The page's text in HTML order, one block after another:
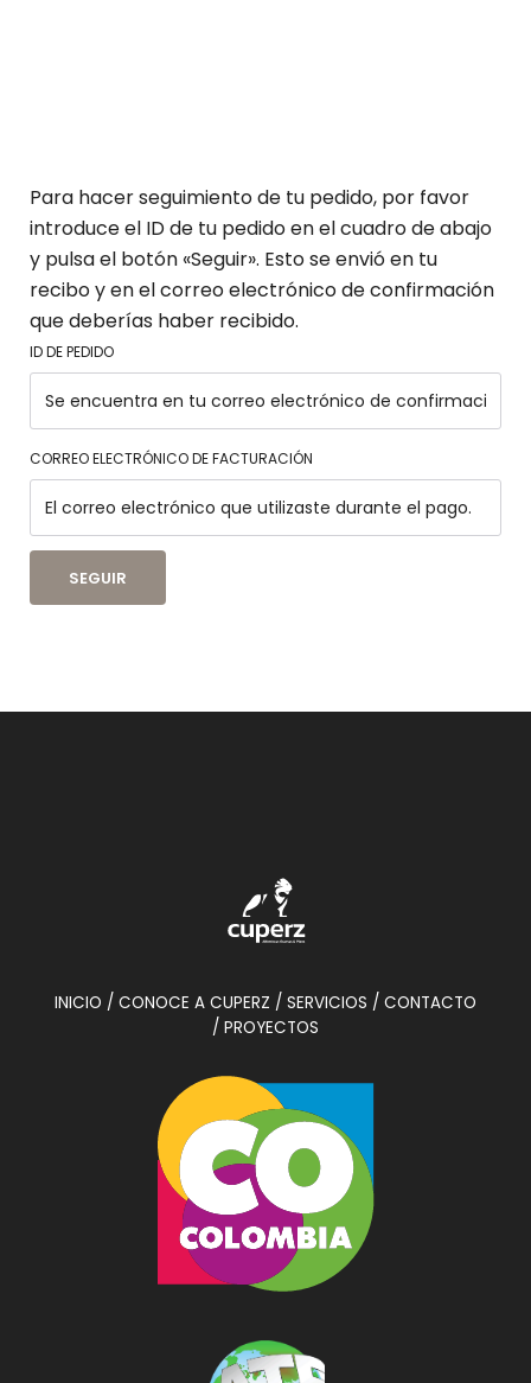
Para hacer seguimiento de tu pedido, por favor
introduce el ID de tu pedido en el cuadro de abajo
y pulsa el botón «Seguir». Esto se envió en tu
recibo y en el correo electrónico de confirmación
que deberías haber recibido.
ID DE PEDIDO
CORREO ELECTRÓNICO DE FACTURACIÓN
SEGUIR
INICIO / CONOCE A CUPERZ / SERVICIOS / CONTACTO
/ PROYECTOS